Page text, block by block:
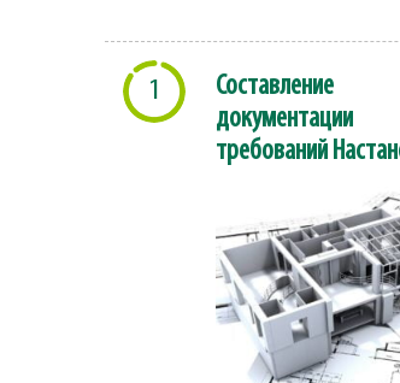
1
требований